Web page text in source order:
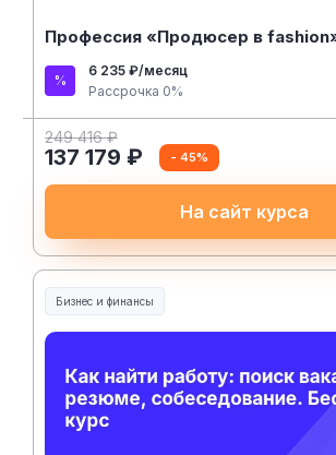
Профессия «Продюсер в
6 235 ₽/месяц
Рассрочка 0%
249 416 ₽
137 179 ₽ - 45%
На сайт курса
Бизнес и финансы